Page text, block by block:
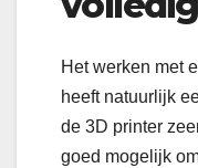
Het werken met
heeft natuurlijk
de 3D printer
goed mogelijk